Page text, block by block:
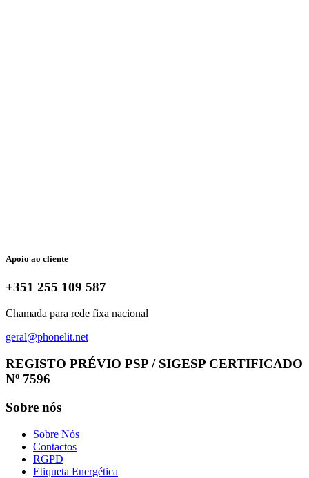
Apoio ao cliente
+351 255 109 587
Chamada para rede fixa nacional
geral@phonelit.net
REGISTO PRÉVIO PSP / SIGESP CERTIFICADO
Nº 7596
Sobre nós
Sobre Nós
Contactos
RGPD
Etiqueta Energética